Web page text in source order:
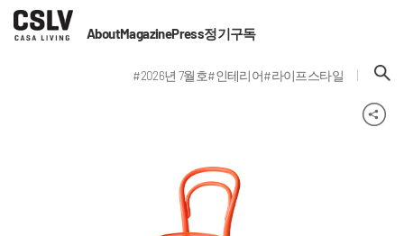
AboutMagazinePress정기구독
#2026년 7월호#인테리어#라이프스타일